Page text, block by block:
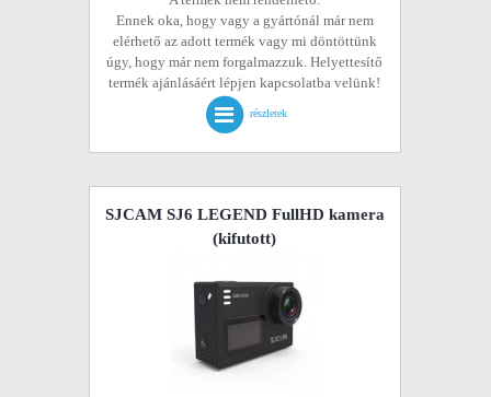
Ennek oka, hogy vagy a gyártónál már nem
elérhető az adott termék vagy mi döntöttünk
úgy, hogy már nem forgalmazzuk. Helyettesítő
termék ajánlásáért lépjen kapcsolatba velünk!
részletek
SJCAM SJ6 LEGEND FullHD kamera
(kifutott)